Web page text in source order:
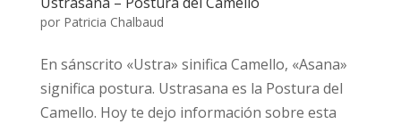
por Patricia Chalbaud
En sánscrito «Ustra» sinifica Camello, «Asana»
significa postura. Ustrasana es la Postura del
Camello. Hoy te dejo información sobre esta